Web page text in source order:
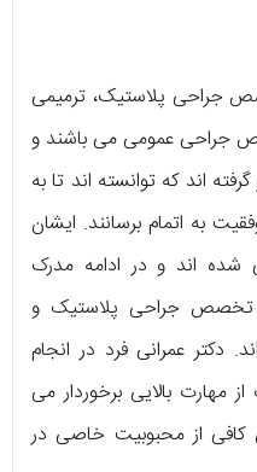
جراحی پلاستیک، ترمیمی
جراحی عمومی می باشند و
اند که توانسته اند تا به
به اتمام برسانند. ایشان
شده اند و در ادامه مدرک
جراحی پلاستیک و
دکتر عمرانی فرد در انجام
بالایی برخوردار می
از محبوبیت خاصی در